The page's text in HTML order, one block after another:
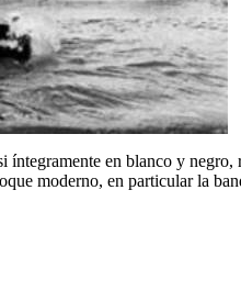
en blanco y negro,
moderno, en particular la